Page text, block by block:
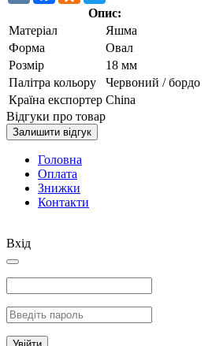
Опис:
Матеріал
Яшма
Форма
Овал
Розмір
18 мм
Палітра кольору
Червоний / бордо
Країна експортер China
Відгуки про товар
Залишити відгук
Головна
Оплата
Знижки
Контакти
Вхід